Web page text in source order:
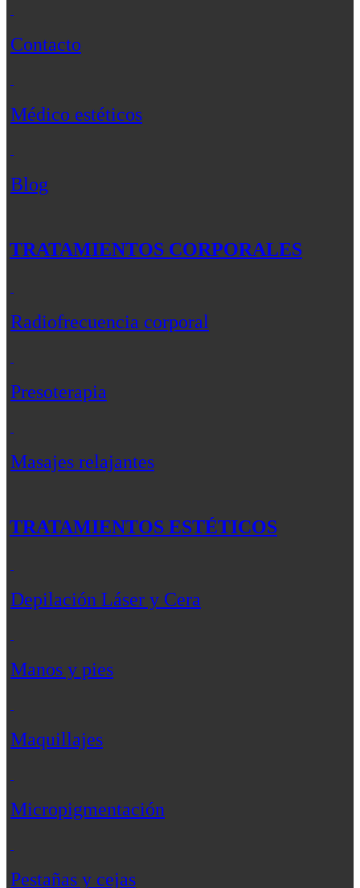
Contacto
Médico estéticos
Blog
TRATAMIENTOS CORPORALES
Radiofrecuencia corporal
Presoterapia
Masajes relajantes
TRATAMIENTOS ESTÉTICOS
Depilación Láser y Cera
Manos y pies
Maquillajes
Micropigmentación
Pestañas y cejas